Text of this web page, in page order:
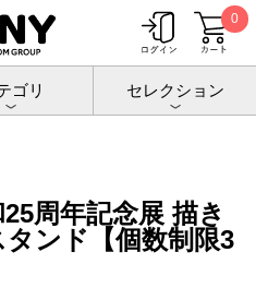
0
ゴリ セレクション
マンガ日和25周年記念展
ろしアクリルスタンド【個数制限3個
周年記念展 描き
ンド【個数制限3